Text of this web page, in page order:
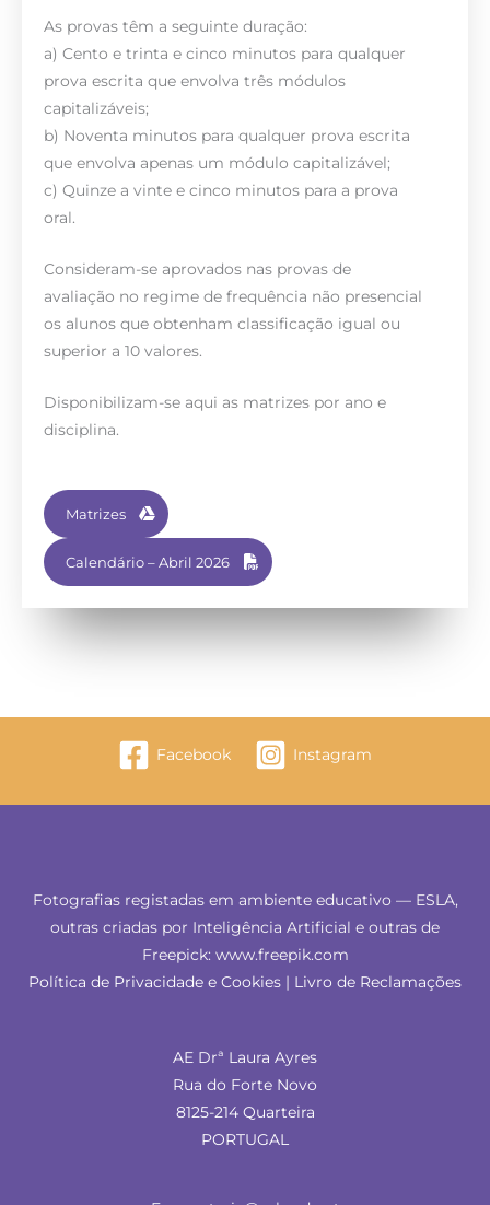
As provas têm a seguinte duração:
a) Cento e trinta e cinco minutos para qualquer
prova escrita que envolva três módulos
capitalizáveis;
b) Noventa minutos para qualquer prova escrita
que envolva apenas um módulo capitalizável;
c) Quinze a vinte e cinco minutos para a prova
oral.
Consideram-se aprovados nas provas de
avaliação no regime de frequência não presencial
os alunos que obtenham classificação igual ou
superior a 10 valores.
Disponibilizam-se aqui as matrizes por ano e
disciplina.
Matrizes
Calendário – Abril 2026
Facebook Instagram
Fotografias registadas em ambiente educativo — ESLA,
outras criadas por Inteligência Artificial e outras de
Freepick: www.freepik.com
Política de Privacidade e Cookies | Livro de Reclamações
AE Drª Laura Ayres
Rua do Forte Novo
8125-214 Quarteira
PORTUGAL